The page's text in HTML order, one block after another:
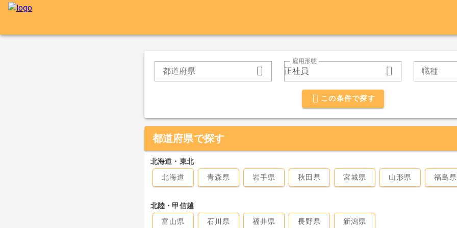
都道府県 正社員
雇用形態
職種
この条件で探す
都道府県で探す
北海道・東北
北海道
青森県 岩手県 秋田県 宮城県 山形県 福島県
北陸・甲信越
富山県
石川県 福井県 長野県 新潟県